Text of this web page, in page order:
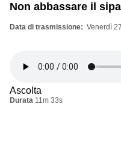
Non abbassare il
Data di trasmissione Venerdì
Ascolta
Durata 11m 33s